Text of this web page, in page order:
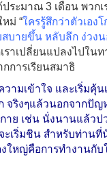
ประมาณ 3 เดือน พว
ม่ “ใครรู้สึกว่าตัวเอง
บายขึ้น หลับลึก ง่วง
ราเปลี่ยนแปลงไปใ
การเรียนสมาธิ
มเข้าใจ และเริ่มคุ้น
จริงๆแล้วนอกจากปัญ
ย เช่น นั่งนานแล้วป
เริ่มชิน สำหรับท่านที่
ใหญ่คือการทำงานกับ